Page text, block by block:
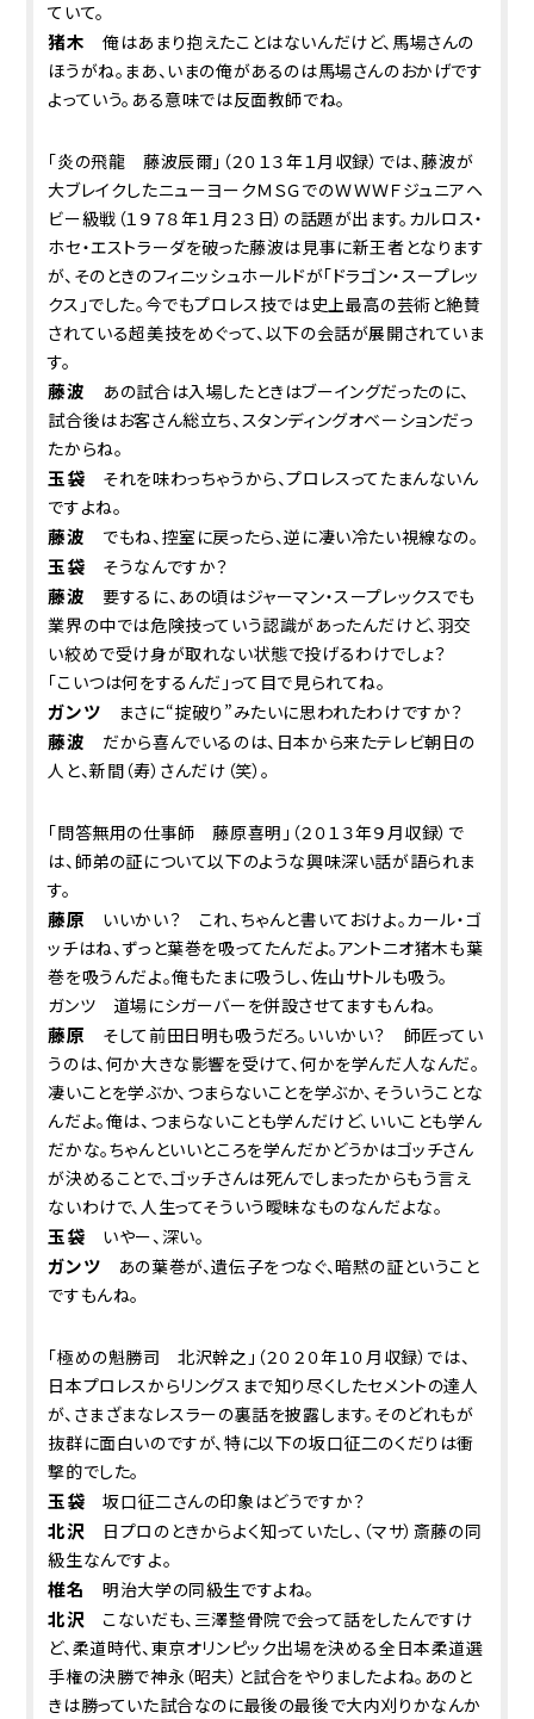
ていて。
猪木 俺はあまり抱えたことはないんだけど、馬場さんの
ほうがね。まあ、いまの俺があるのは馬場さんのおかげです
よっていう。ある意味では反面教師でね。
「炎の飛龍 藤波辰爾」（２０１３年１月収録）では、藤波が
大ブレイクしたニューヨークＭＳＧでのＷＷＷＦジュニアヘ
ビー級戦（１９７８年１月２３日）の話題が出ます。カルロス・
ホセ・エストラーダを破った藤波は見事に新王者となります
が、そのときのフィニッシュホールドが「ドラゴン・スープレッ
クス」でした。今でもプロレス技では史上最高の芸術と絶賛
されている超美技をめぐって、以下の会話が展開されていま
す。
藤波 あの試合は入場したときはブーイングだったのに、
試合後はお客さん総立ち、スタンディングオベーションだっ
たからね。
玉袋 それを味わっちゃうから、プロレスってたまんないん
ですよね。
藤波 でもね、控室に戻ったら、逆に凄い冷たい視線なの。
玉袋 そうなんですか？
藤波 要するに、あの頃はジャーマン・スープレックスでも
業界の中では危険技っていう認識があったんだけど、羽交
い絞めで受け身が取れない状態で投げるわけでしょ？
「こいつは何をするんだ」って目で見られてね。
ガンツ まさに“掟破り”みたいに思われたわけですか？
藤波 だから喜んでいるのは、日本から来たテレビ朝日の
人と、新間（寿）さんだけ（笑）。
「問答無用の仕事師 藤原喜明」（２０１３年９月収録）で
は、師弟の証について以下のような興味深い話が語られま
す。
藤原 いいかい？ これ、ちゃんと書いておけよ。カール・ゴ
ッチはね、ずっと葉巻を吸ってたんだよ。アントニオ猪木も葉
巻を吸うんだよ。俺もたまに吸うし、佐山サトルも吸う。
ガンツ 道場にシガーバーを併設させてますもんね。
藤原 そして前田日明も吸うだろ。いいかい？ 師匠ってい
うのは、何か大きな影響を受けて、何かを学んだ人なんだ。
凄いことを学ぶか、つまらないことを学ぶか、そういうことな
んだよ。俺は、つまらないことも学んだけど、いいことも学ん
だかな。ちゃんといいところを学んだかどうかはゴッチさん
が決めることで、ゴッチさんは死んでしまったからもう言え
ないわけで、人生ってそういう曖昧なものなんだよな。
玉袋 いやー、深い。
ガンツ あの葉巻が、遺伝子をつなぐ、暗黙の証ということ
ですもんね。
「極めの魁勝司 北沢幹之」（２０２０年１０月収録）では、
日本プロレスからリングスまで知り尽くしたセメントの達人
が、さまざまなレスラーの裏話を披露します。そのどれもが
抜群に面白いのですが、特に以下の坂口征二のくだりは衝
撃的でした。
玉袋 坂口征二さんの印象はどうですか？
北沢 日プロのときからよく知っていたし、（マサ）斎藤の同
級生なんですよ。
椎名 明治大学の同級生ですよね。
北沢 こないだも、三澤整骨院で会って話をしたんですけ
ど、柔道時代、東京オリンピック出場を決める全日本柔道選
手権の決勝で神永（昭夫）と試合をやりましたよね。あのと
きは勝っていた試合なのに最後の最後で大内刈りかなんか